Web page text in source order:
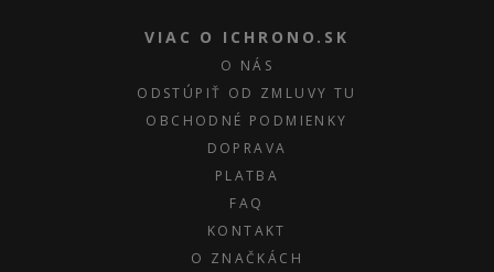
VIAC O ICHRONO.SK
O NÁS
ODSTÚPIŤ OD ZMLUVY TU
OBCHODNÉ PODMIENKY
DOPRAVA
PLATBA
FAQ
KONTAKT
O ZNAČKÁCH